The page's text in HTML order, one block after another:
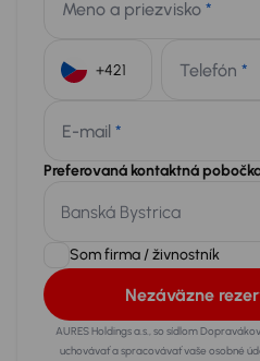
Meno a priezvisko *
Telefón *
E-mail *
Preferovaná kontaktná
Som firma / živnostník
Nezáväzne
AURES Holdings a.s., so sídlom
uchovávať a spracovávať vaše osobné